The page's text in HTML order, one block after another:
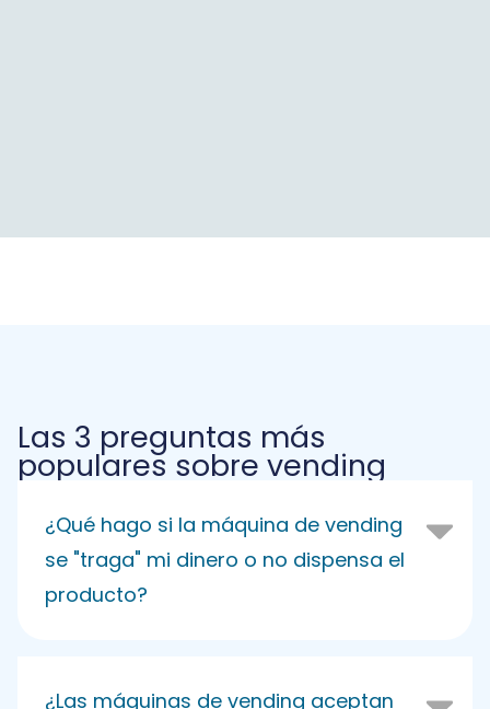
Las 3 preguntas más
populares sobre vending
¿Qué hago si la máquina de vending
se "traga" mi dinero o no dispensa el
producto?
¿Las máquinas de vending aceptan